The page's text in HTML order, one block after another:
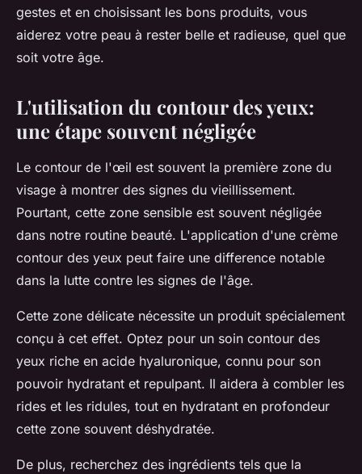
gestes et en choisissant les bons produits, vous
aiderez votre peau à rester belle et radieuse, quel que
soit votre âge.
L'utilisation du contour des yeux:
une étape souvent négligée
Le contour de l'œil est souvent la première zone du
visage à montrer des signes du vieillissement.
Pourtant, cette zone sensible est souvent négligée
dans notre routine beauté. L'application d'une crème
contour des yeux peut faire une difference notable
dans la lutte contre les signes de l'âge.
Cette zone délicate nécessite un produit spécialement
conçu à cet effet. Optez pour un soin contour des
yeux riche en acide hyaluronique, connu pour son
pouvoir hydratant et repulpant. Il aidera à combler les
rides et les ridules, tout en hydratant en profondeur
cette zone souvent déshydratée.
De plus, recherchez des ingrédients tels que la